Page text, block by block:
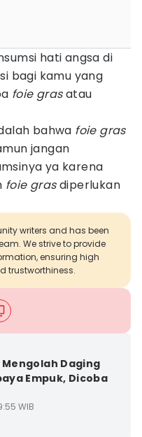
hati angsa di
bagi kamu yang
foie grasatau
bahwa foie gras
jangan
ya karena
foie grasdiperlukan
writers and has been
We strive to provide
ensuring high
trustworthiness.
Daging
Empuk, Dicoba
WIB